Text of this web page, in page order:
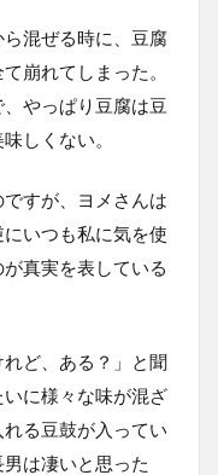
混ぜる時に、豆腐
崩れてしまった。
やっぱり豆腐は豆
しくない。
ですが、ヨメさんは
にいつも私に気を使
真実を表している
ど、ある？」と聞
に様々な味が混ざ
る豆鼓が入ってい
は凄いと思った